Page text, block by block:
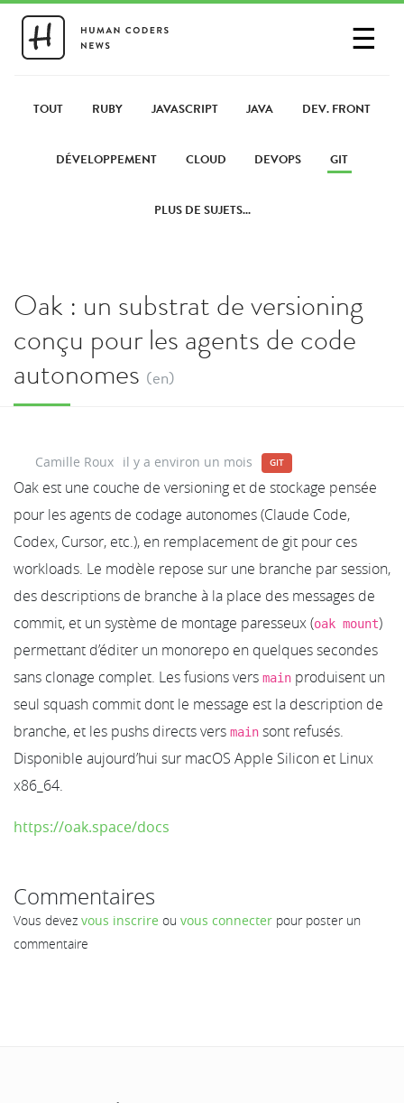
☰
PARTAGER UN LIEN
TOUT RUBY JAVASCRIPT JAVA DEV. FRONT
DÉVELOPPEMENT CLOUD DEVOPS GIT
PLUS DE SUJETS...
Oak : un substrat de versioning
conçu pour les agents de code
autonomes (en)
Camille Roux il y a environ un mois GIT
Oak est une couche de versioning et de stockage pensée
pour les agents de codage autonomes (Claude Code,
Codex, Cursor, etc.), en remplacement de git pour ces
workloads. Le modèle repose sur une branche par session,
des descriptions de branche à la place des messages de
commit, et un système de montage paresseux (oak mount)
permettant d’éditer un monorepo en quelques secondes
sans clonage complet. Les fusions vers main produisent un
seul squash commit dont le message est la description de
branche, et les pushs directs vers main sont refusés.
Disponible aujourd’hui sur macOS Apple Silicon et Linux
x86_64.
https://oak.space/docs
Commentaires
Vous devez vous inscrire ou vous connecter pour poster un
commentaire